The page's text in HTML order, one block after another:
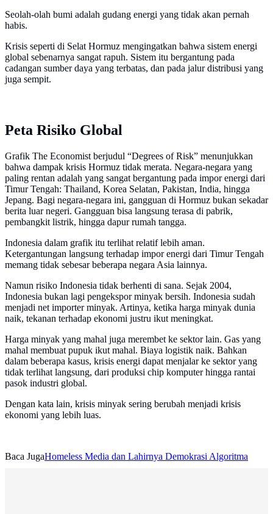
Seolah-olah bumi adalah gudang energi yang tidak akan pernah
habis.
Krisis seperti di Selat Hormuz mengingatkan bahwa sistem energi
global sebenarnya sangat rapuh. Sistem itu bergantung pada
cadangan sumber daya yang terbatas, dan pada jalur distribusi yang
juga sempit.
Peta Risiko Global
Grafik The Economist berjudul “Degrees of Risk” menunjukkan
bahwa dampak krisis Hormuz tidak merata. Negara-negara yang
paling rentan adalah yang sangat bergantung pada impor energi dari
Timur Tengah: Thailand, Korea Selatan, Pakistan, India, hingga
Jepang. Bagi negara-negara ini, gangguan di Hormuz bukan sekadar
berita luar negeri. Gangguan bisa langsung terasa di pabrik,
pembangkit listrik, hingga dapur rumah tangga.
Indonesia dalam grafik itu terlihat relatif lebih aman.
Ketergantungan langsung terhadap impor energi dari Timur Tengah
memang tidak sebesar beberapa negara Asia lainnya.
Namun risiko Indonesia tidak berhenti di sana. Sejak 2004,
Indonesia bukan lagi pengekspor minyak bersih. Indonesia sudah
menjadi net importer minyak. Artinya, ketika harga minyak dunia
naik, tekanan terhadap ekonomi justru ikut meningkat.
Harga minyak yang mahal juga merembet ke sektor lain. Gas yang
mahal membuat pupuk ikut mahal. Biaya logistik naik. Bahkan
dalam beberapa kasus, krisis energi dapat menjalar ke sektor yang
tidak terlihat langsung, dari produksi chip komputer hingga rantai
pasok industri global.
Dengan kata lain, krisis minyak sering berubah menjadi krisis
ekonomi yang lebih luas.
Baca JugaHomeless Media dan Lahirnya Demokrasi Algoritma